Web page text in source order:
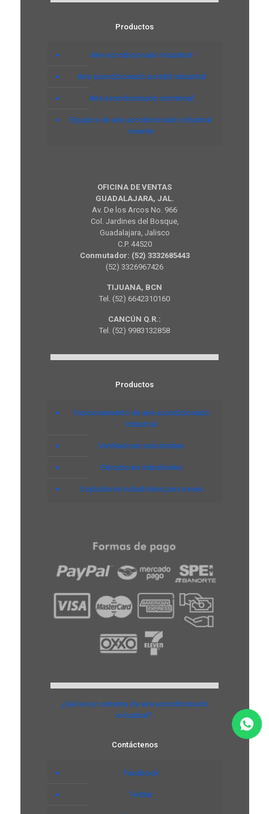
Productos
Aire acondicionado industrial
Aire acondicionado portátil industrial
Aire acondicionado comercial
Equipos de aire acondicionado industrial
inverter
OFICINA DE VENTAS
GUADALAJARA, JAL.
Av. De los Arcos No. 966
Col. Jardines del Bosque,
Guadalajara, Jalisco
C.P. 44520
Conmutador: (52) 3332685443
(52) 3326967426
TIJUANA, BCN
Tel. (52) 6642310160
CANCÚN Q.R.:
Tel. (52) 9983132858
Productos
Funcionamiento de aire acondicionado
industrial
Ventiladores industriales
Extractores industriales
Sopladores industriales para naves
¿Qué es un sistema de aire acondicionado
industrial?
Contáctenos
Facebook
Twitter